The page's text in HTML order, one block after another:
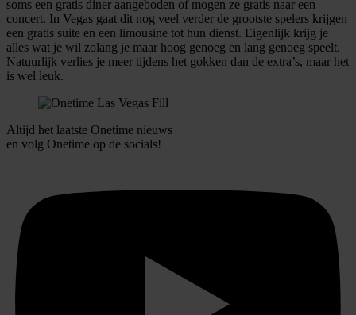
soms een gratis diner aangeboden of mogen ze gratis naar een
concert. In Vegas gaat dit nog veel verder de grootste spelers krijgen
een gratis suite en een limousine tot hun dienst. Eigenlijk krijg je
alles wat je wil zolang je maar hoog genoeg en lang genoeg speelt.
Natuurlijk verlies je meer tijdens het gokken dan de extra’s, maar het
is wel leuk.
Altijd het laatste Onetime nieuws
en volg Onetime op de socials!